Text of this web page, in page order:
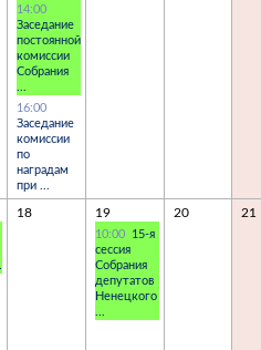
14:00
Заседание
постоянной
комиссии
Собрания
16:00
Заседание
комиссии
по
наградам
при ...
18 19
10:00
15-я
сессия
Собрания
депутатов
Ненецкого
20 21